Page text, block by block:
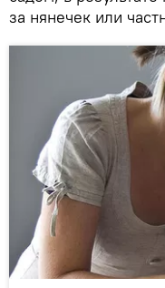
за нянечек или